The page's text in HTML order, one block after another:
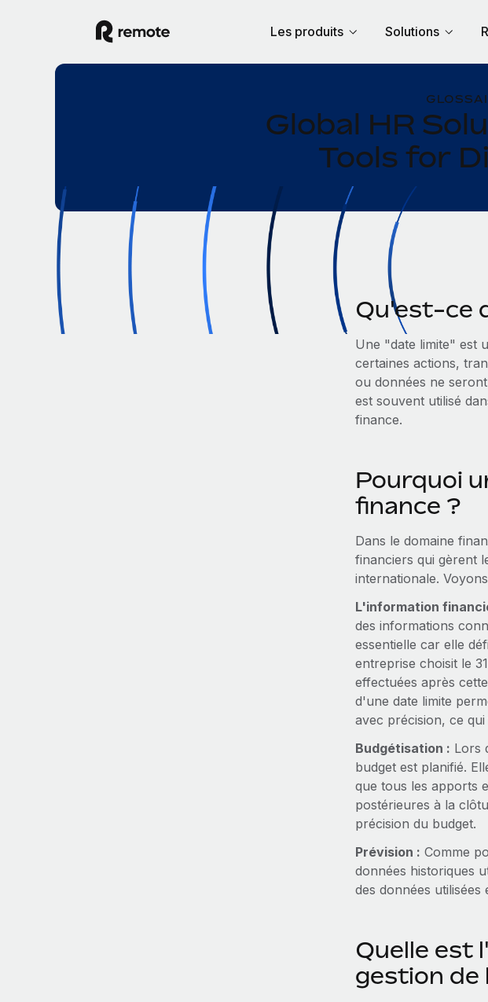
Les produits Solutions
Global HR
Tools for
Qu'est-ce
Une "date limite" est
certaines actions,
ou données ne
est souvent utilisé
finance.
Pourquoi
finance ?
Dans le domaine
financiers qui gèrent
internationale.
L'information
des informations
essentielle car elle
entreprise choisit le
effectuées après
d'une date limite
avec précision, ce
Budgétisation : Lors
budget est planifié.
que tous les apports
postérieures à la
précision du budget.
Prévision : Comme
données historiques
des données
Quelle est
gestion de